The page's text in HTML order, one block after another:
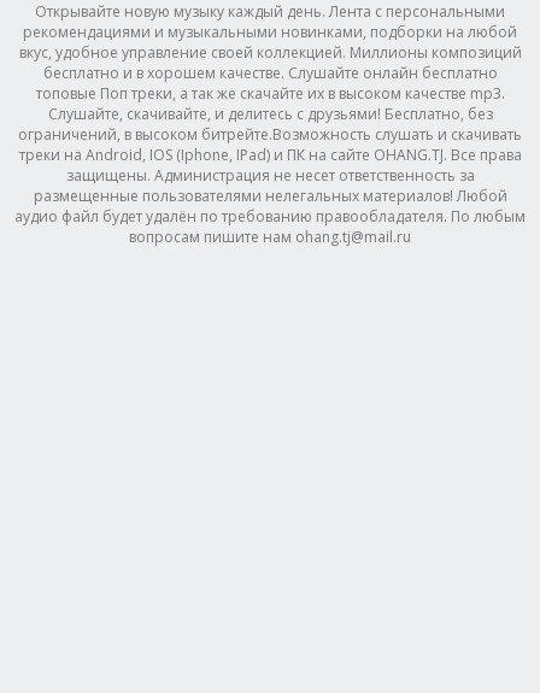
Открывайте новую музыку каждый день. Лента с персональными
рекомендациями и музыкальными новинками, подборки на любой
вкус, удобное управление своей коллекцией. Миллионы композиций
бесплатно и в хорошем качестве. Слушайте онлайн бесплатно
топовые Поп треки, а так же скачайте их в высоком качестве mp3.
Слушайте, скачивайте, и делитесь с друзьями! Бесплатно, без
ограничений, в высоком битрейте.Возможность слушать и скачивать
треки на Android, IOS (Iphone, IPad) и ПК на сайте OHANG.TJ. Все права
защищены. Администрация не несет ответственность за
размещенные пользователями нелегальных материалов! Любой
аудио файл будет удалён по требованию правообладателя. По любым
вопросам пишите нам ohang.tj@mail.ru